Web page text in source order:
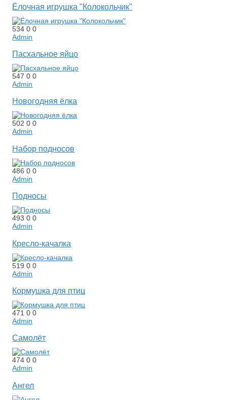
Ёлочная игрушка "Колокольчик"
53400
Admin
Пасхальное яйцо
54700
Admin
Новогодняя ёлка
50200
Admin
Набор подносов
48600
Admin
Подносы
49300
Admin
Кресло-качалка
51900
Admin
Кормушка для птиц
47100
Admin
Самолёт
47400
Admin
Ангел